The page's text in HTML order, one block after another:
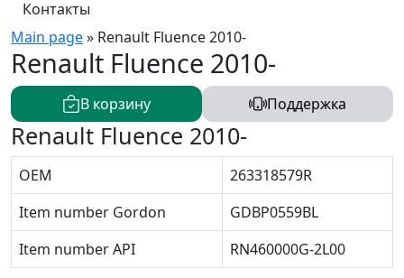
Контакты
Main page» Renault Fluence 2010-
Renault Fluence 2010-
В корзину Поддержка
Renault Fluence 2010-
OEM
263318579R
Item number Gordon
GDBP0559BL
Item number API
RN460000G-2L00